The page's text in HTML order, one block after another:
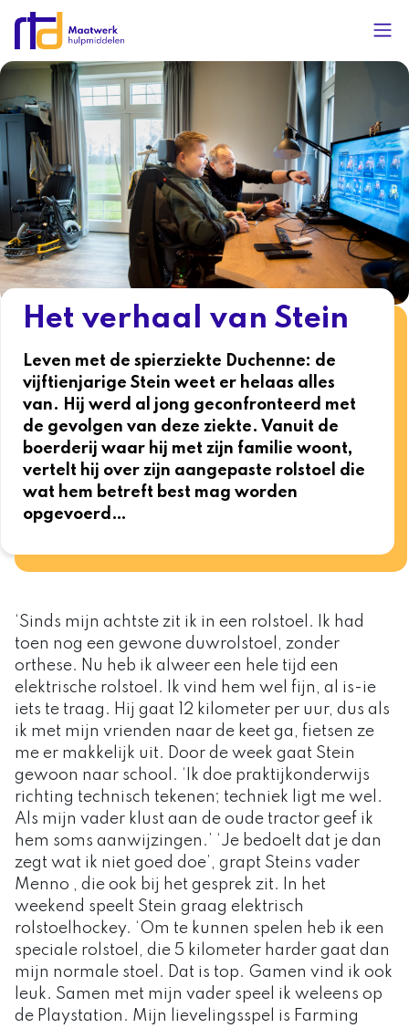
Het verhaal van Stein
Leven met de spierziekte Duchenne: de
vijftienjarige Stein weet er helaas alles
van. Hij werd al jong geconfronteerd met
de gevolgen van deze ziekte. Vanuit de
boerderij waar hij met zijn familie woont,
vertelt hij over zijn aangepaste rolstoel die
wat hem betreft best mag worden
opgevoerd…
‘Sinds mijn achtste zit ik in een rolstoel. Ik had
toen nog een gewone duwrolstoel, zonder
orthese. Nu heb ik alweer een hele tijd een
elektrische rolstoel. Ik vind hem wel fijn, al is-ie
iets te traag. Hij gaat 12 kilometer per uur, dus als
ik met mijn vrienden naar de keet ga, fietsen ze
me er makkelijk uit. Door de week gaat Stein
gewoon naar school. ‘Ik doe praktijkonderwijs
richting technisch tekenen; techniek ligt me wel.
Als mijn vader klust aan de oude tractor geef ik
hem soms aanwijzingen.’ ‘Je bedoelt dat je dan
zegt wat ik niet goed doe’, grapt Steins vader
Menno , die ook bij het gesprek zit. In het
weekend speelt Stein graag elektrisch
rolstoelhockey. ‘Om te kunnen spelen heb ik een
speciale rolstoel, die 5 kilometer harder gaat dan
mijn normale stoel. Dat is top. Gamen vind ik ook
leuk. Samen met mijn vader speel ik weleens op
de Playstation. Mijn lievelingsspel is Farming